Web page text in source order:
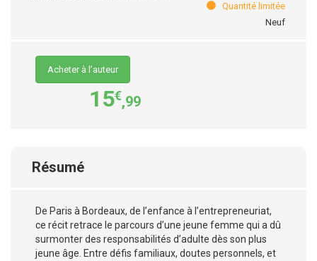
Quantité limitée
Neuf
Acheter à l’auteur
15€,99
Résumé
De Paris à Bordeaux, de l’enfance à l’entrepreneuriat,
ce récit retrace le parcours d’une jeune femme qui a dû
surmonter des responsabilités d’adulte dès son plus
jeune âge. Entre défis familiaux, doutes personnels, et